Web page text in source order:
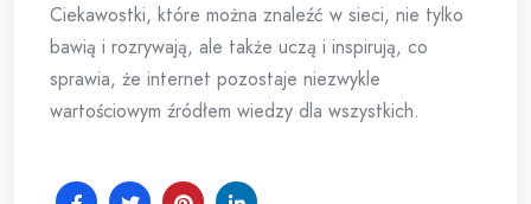
Ciekawostki, które można znaleźć w sieci, nie tylko
bawią i rozrywają, ale także uczą i inspirują, co
sprawia, że internet pozostaje niezwykle
wartościowym źródłem wiedzy dla wszystkich.